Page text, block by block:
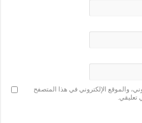
والموقع الإلكتروني في هذا المتصفح
تعليقي.